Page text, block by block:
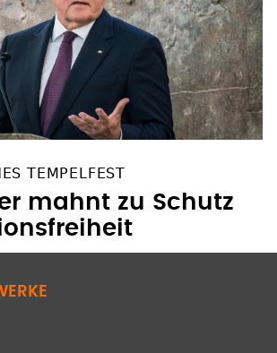
TEMPELFEST
mahnt zu Schutz